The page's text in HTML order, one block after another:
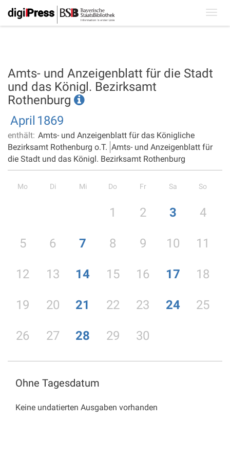
Amts- und Anzeigenblatt für die Stadt
und das Königl. Bezirksamt
Rothenburg
April 1869
enthält: Amts- und Anzeigenblatt für das Königliche
Bezirksamt Rothenburg o.T. Amts- und Anzeigenblatt für
die Stadt und das Königl. Bezirksamt Rothenburg
Mo Di Mi Do Fr Sa So
1 2 3 4
5 6 7 8 9 10 11
12 13 14 15 16 17 18
19 20 21 22 23 24 25
26 27 28 29 30
Ohne Tagesdatum
Keine undatierten Ausgaben vorhanden